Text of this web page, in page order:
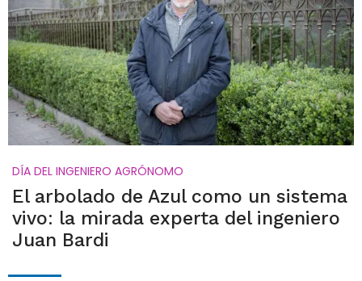
DÍA DEL INGENIERO AGRÓNOMO
El arbolado de Azul como un sistema
vivo: la mirada experta del ingeniero
Juan Bardi